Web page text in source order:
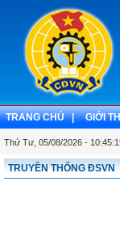
TRANG CHỦ | GIỚI
Thứ Tư, 05/08/2026 -
TRUYỀN THỐNG ĐSVN